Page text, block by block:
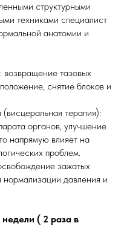
структурными
техниками специалист
анатомии и
возвращение тазовых
снятие блоков и
терапия):
органов, улучшение
напрямую влияет на
проблем.
зажатых
давления и
( 2 раза в